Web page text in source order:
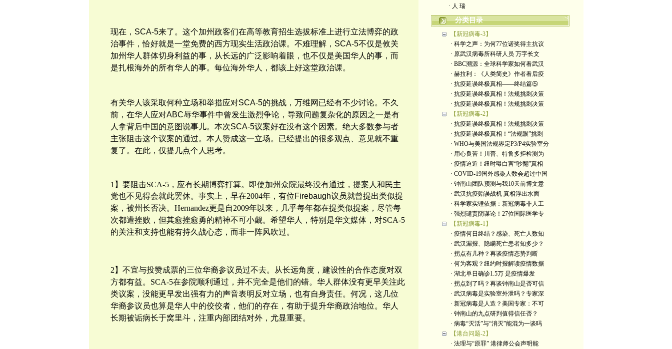
现在， SCA-5来了。 这个加州政客们在高等教育招生选拔标准上进行立法博弈的政
治事件，恰好就是一堂免费的西方现实生活政治课。不难理解， SCA-5不仅是攸关
加州华人 群体切身利益的事，从长远的广泛影响着眼，也不仅是美国华人的事，而
是扎根海外的所有华人的事。每位海外华人，都该上好这堂政治课。
有关华人该采取何种立场和举措应对SCA-5的挑战，万维网已经有不少讨论。不久
前，在华人应对ABC辱华事件中曾发生激烈争论，导致问题复杂化的原因之一是有
人拿背后中国的意图说事儿。本次SCA-5议案好在没有这个因素。 绝大多数参与者
主张阻击这个议案的通过。本人赞成这一立场。 已经提出的很多观点、意见就不重
复了。在此，仅提几点个人思考。
1】要阻击SCA-5，应有长期博弈打算。即使加州众院最终没有通过，提案人和民主
党也不见得会就此罢休。事实上，早在2004年，有位Firebaugh议员就曾提出类似提
案，被州长否决。 Hernandez更是自2009年以来，几乎每年都在提类似提案，尽管每
次都遭挫败，但其愈挫愈勇的精神不可小觑。希望华人，特别是华文媒体，对SCA-5
的关注和支持也能有持久战心态，而非一阵风吹过。
2】不宜与投赞成票的三位华裔参议员过不去。从长远角度，建设性的合作态度对双
方都有益。 SCA-5在参院顺利通过， 并不完全是他们的错。 华人群体没有更早关注此
类议案，没能更早发出强有力的声音表明反对立场，也有自身责任。何况，这几位
华裔参议员也算是华人中的佼佼者，他们的存在，有助于提升华裔政治地位。华人
长期被诟病长于窝里斗，注重内部团结对外，尤显重要。
作者（格致夫）和出处（万维链接）
· 人 瑞
分类目录
【新冠病毒-3】
· 科学之声：为何77位诺奖得主抗议
· 原武汉病毒所科研人员 万字长文
· BBC溯源：全球科学家如何看武汉
· 赫拉利：《人类简史》作者看后疫
· 抗疫延误终极真相——终结篇⑤
· 抗疫延误终极真相！法规挑刺决策
· 抗疫延误终极真相！法规挑刺决策
【新冠病毒-2】
· 抗疫延误终极真相！法规挑刺决策
· 抗疫延误终极真相！“法规眼”挑刺
· WHO与美国法规界定P3/P4实验室分
· 用心良苦！川普、特鲁多拒检测为
· 疫情迫近！纽时曝白宫“吵翻”真相
· COVID-19国外感染人数会超过中国
· 钟南山团队预测与我10天前博文意
· 武汉抗疫贻误战机 真相浮出水面
· 科学家实锤依据：新冠病毒非人工
· 强烈谴责阴谋论！27位国际医学专
【新冠病毒-1】
· 疫情何日终结？感染、死亡人数知
· 武汉漏报、隐瞒死亡患者知多少？
· 拐点有几种？再谈疫情态势判断
· 何为客观？纽约时报解读疫情数据
· 湖北单日确诊1.5万 是疫情爆发
· 拐点到了吗？再谈钟南山是否可信
· 武汉病毒是实验室外泄吗？专家深
· 新冠病毒是人造？美国专家：不可
· 钟南山的九点研判值得信任否？
· 病毒“灭活”与“消灭”能混为一谈吗
【港台问题-2】
· 法理与“原罪” 港律师公会声明能